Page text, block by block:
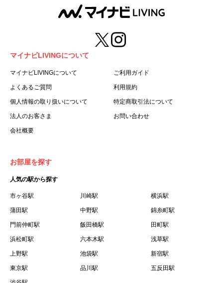
第３条（用語の定義）
１.「本サ―ビス」とは、第１章第１条で規定する当社が運
営するマイナビLIVINGを意味します。
２.「利用者」とは、第１章第２条に規定する本サービスを
利用する個人を意味します。
３.「本サイト」とは、当社が運営する本サービスに関する
ます。
５.「会員」とは、第２章第１条に基づき会員登録が完了し
た個人を意味します。
録した情報、本サービス利用中に当社が登録を求めた情報
った場合の当該情報を意味します。
７.「本会員制度」とは、会員による本サービスの利用の促
進を目的とした会員制度を意味します。
借契約書およびオプション注文書を意味します。
９.「契約期間開始日」とは、定期建物賃貸借契約（以下
「賃貸借契約」と言います）の開始日のことで、利用者の
賃借権が発生する日を意味します。
マイナビLIVINGについて
マイナビLIVINGについて ご利用ガイド
よくあるご質問 利用規約
個人情報の取り扱いについて 特定商取引法について
法人のお客さま お問い合わせ
会社概要
お部屋を探す
人気の駅から探す
市ヶ谷駅 川崎駅 横浜駅
蒲田駅 中野駅 錦糸町駅
門前仲町駅 飯田橋駅 田町駅
浜松町駅 六本木駅 浅草駅
上野駅 池袋駅 新宿駅
東京駅 品川駅 五反田駅